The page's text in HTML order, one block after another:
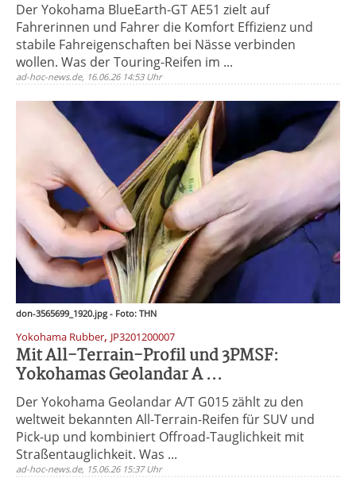
Der Yokohama BlueEarth-GT AE51 zielt auf
Fahrerinnen und Fahrer die Komfort Effizienz und
stabile Fahreigenschaften bei Nässe verbinden
wollen. Was der Touring-Reifen im ...
ad-hoc-news.de, 16.06.26 14:53 Uhr
don-3565699_1920.jpg - Foto: THN
Yokohama Rubber, JP3201200007
Mit All-Terrain-Profil und 3PMSF:
Yokohamas Geolandar A ...
Der Yokohama Geolandar A/T G015 zählt zu den
weltweit bekannten All-Terrain-Reifen für SUV und
Pick-up und kombiniert Offroad-Tauglichkeit mit
Straßentauglichkeit. Was ...
ad-hoc-news.de, 15.06.26 15:37 Uhr